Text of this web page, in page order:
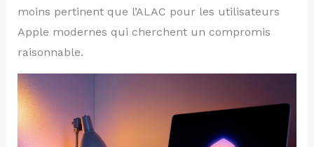
moins pertinent que l’ALAC pour les utilisateurs
Apple modernes qui cherchent un compromis
raisonnable.